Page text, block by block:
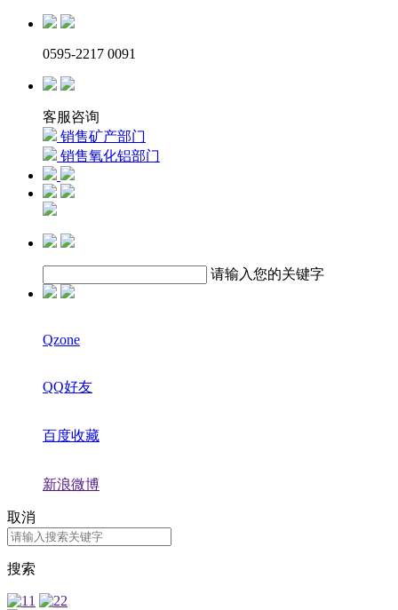
0595-2217 0091
客服咨询
销售矿产部门
销售氧化铝部门
请输入您的关键字
Qzone
QQ好友
百度收藏
新浪微博
取消
搜索